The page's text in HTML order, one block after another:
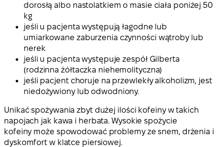
dorosłą albo nastolatkiem o masie ciała poniżej 50
kg
jeśli u pacjenta występują łagodne lub
umiarkowane zaburzenia czynności wątroby lub
nerek
jeśli u pacjenta występuje zespół Gilberta
(rodzinna żółtaczka niehemolityczna)
jeśli pacjent choruje na przewlekły alkoholizm, jest
niedożywiony lub odwodniony.
Unikać spożywania zbyt dużej ilości kofeiny w takich
napojach jak kawa i herbata. Wysokie spożycie
kofeiny może spowodować problemy ze snem, drżenia i
dyskomfort w klatce piersiowej.